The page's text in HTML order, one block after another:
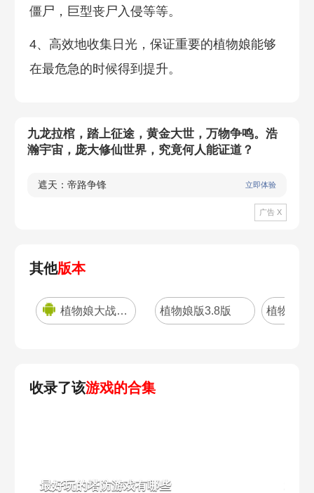
僵尸，巨型丧尸入侵等等。
4、高效地收集日光，保证重要的植物娘能够
在最危急的时候得到提升。
九龙拉棺，踏上征途，黄金大世，万物争鸣。浩
瀚宇宙，庞大修仙世界，究竟何人能证道？
遮天：帝路争锋 立即体验
广告 X
其他版本
植物娘大战僵尸 植物娘版3.8版
收录了该游戏的合集
最好玩的塔防游戏有哪些